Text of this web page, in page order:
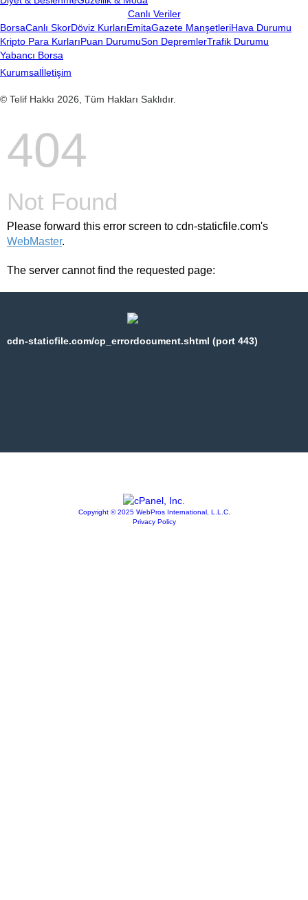
Canlı Veriler
BorsaCanlı SkorDöviz KurlarıEmitaGazete ManşetleriHava Durumu
Kripto Para KurlarıPuan DurumuSon DepremlerTrafik Durumu
Yabancı Borsa
Kurumsalİletişim
© Telif Hakkı 2026, Tüm Hakları Saklıdır.
404
Not Found
Please forward this error screen to cdn-staticfile.com's
WebMaster.
The server cannot find the requested page:
cdn-staticfile.com/cp_errordocument.shtml (port 443)
Copyright © 2025 WebPros International, L.L.C.
Privacy Policy